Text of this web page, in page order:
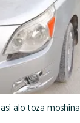
alo toza moshina